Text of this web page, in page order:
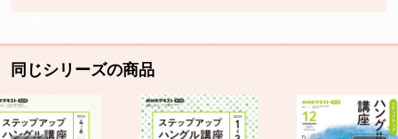
同じシリーズの商品